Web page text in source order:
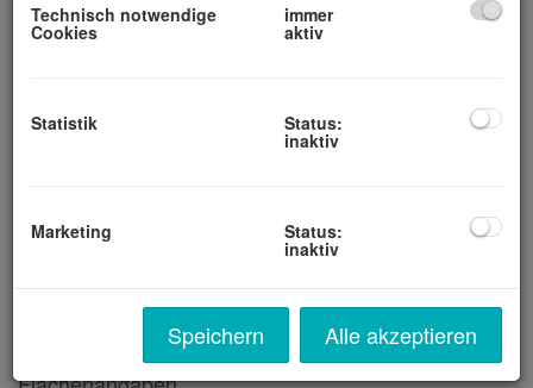
Großflächige, ebene und asphaltierte Ausstellungs-,
Gewerbe-, Handels-, Lager- oder
Laakirchen Ost) zur Miete - sehr gute Sichtbarkeit!
Technisch notwendige
Cookies
immer
aktiv
Statistik Status:
inaktiv
Marketing Status:
inaktiv
Speichern Alle akzeptieren